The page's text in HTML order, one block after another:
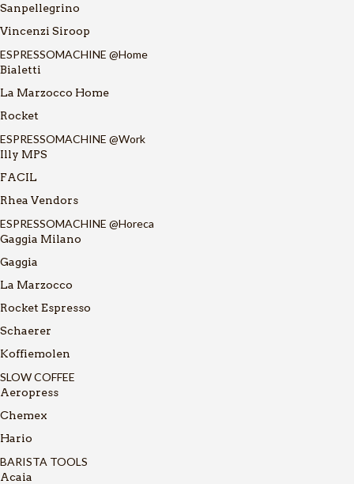
Sanpellegrino
Vincenzi Siroop
ESPRESSOMACHINE @Home
Bialetti
La Marzocco Home
Rocket
ESPRESSOMACHINE @Work
Illy MPS
FACIL
Rhea Vendors
ESPRESSOMACHINE @Horeca
Gaggia Milano
Gaggia
La Marzocco
Rocket Espresso
Schaerer
Koffiemolen
SLOW COFFEE
Aeropress
Chemex
Hario
BARISTA TOOLS
Acaia